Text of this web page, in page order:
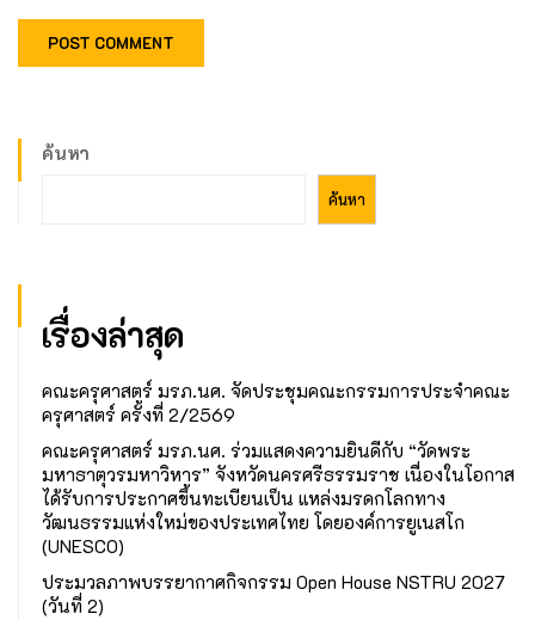
ค้นหา
ค้นหา
เรื่องล่าสุด
คณะครุศาสตร์ มรภ.นศ. จัดประชุมคณะกรรมการประจำคณะ
ครุศาสตร์ ครั้งที่ 2/2569
คณะครุศาสตร์ มรภ.นศ. ร่วมแสดงความยินดีกับ “วัดพระ
มหาธาตุวรมหาวิหาร” จังหวัดนครศรีธรรมราช เนื่องในโอกาส
ได้รับการประกาศขึ้นทะเบียนเป็น แหล่งมรดกโลกทาง
วัฒนธรรมแห่งใหม่ของประเทศไทย โดยองค์การยูเนสโก
(UNESCO)
ประมวลภาพบรรยากาศกิจกรรม Open House NSTRU 2027
(วันที่ 2)